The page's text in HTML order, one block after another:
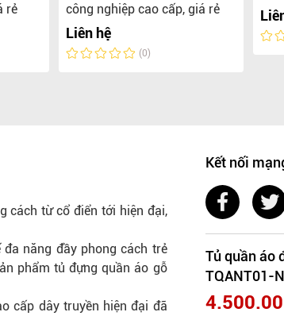
rẻ
công nghiệp cao cấp, giá rẻ
Liên hệ
(0)
cách từ cổ điển tới hiện đại,
năng đầy phong cách trẻ
phẩm tủ đựng quần áo gỗ
cấp dây truyền hiện đại đã
Kết nối
Tủ quần áo
TQANT01-